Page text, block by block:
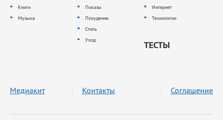
Книги
Музыка
Показы
Похудение
Стиль
Уход
Интернет
Технологии
ТЕСТЫ
Медиакит Контакты Соглашение